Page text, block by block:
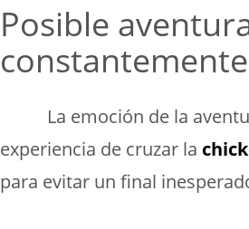
Posible
constantemente
La emoción de la
experiencia de cruzar la
para evitar un final